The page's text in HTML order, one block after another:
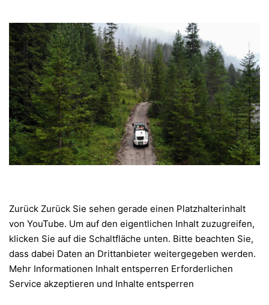
Zurück Zurück Sie sehen gerade einen Platzhalterinhalt
von YouTube. Um auf den eigentlichen Inhalt zuzugreifen,
klicken Sie auf die Schaltfläche unten. Bitte beachten Sie,
dass dabei Daten an Drittanbieter weitergegeben werden.
Mehr Informationen Inhalt entsperren Erforderlichen
Service akzeptieren und Inhalte entsperren